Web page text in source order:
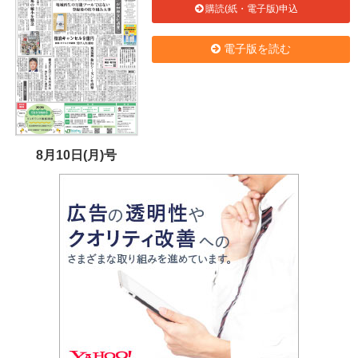
8月10日(月)号
購読(紙・電子版)申込
電子版を読む